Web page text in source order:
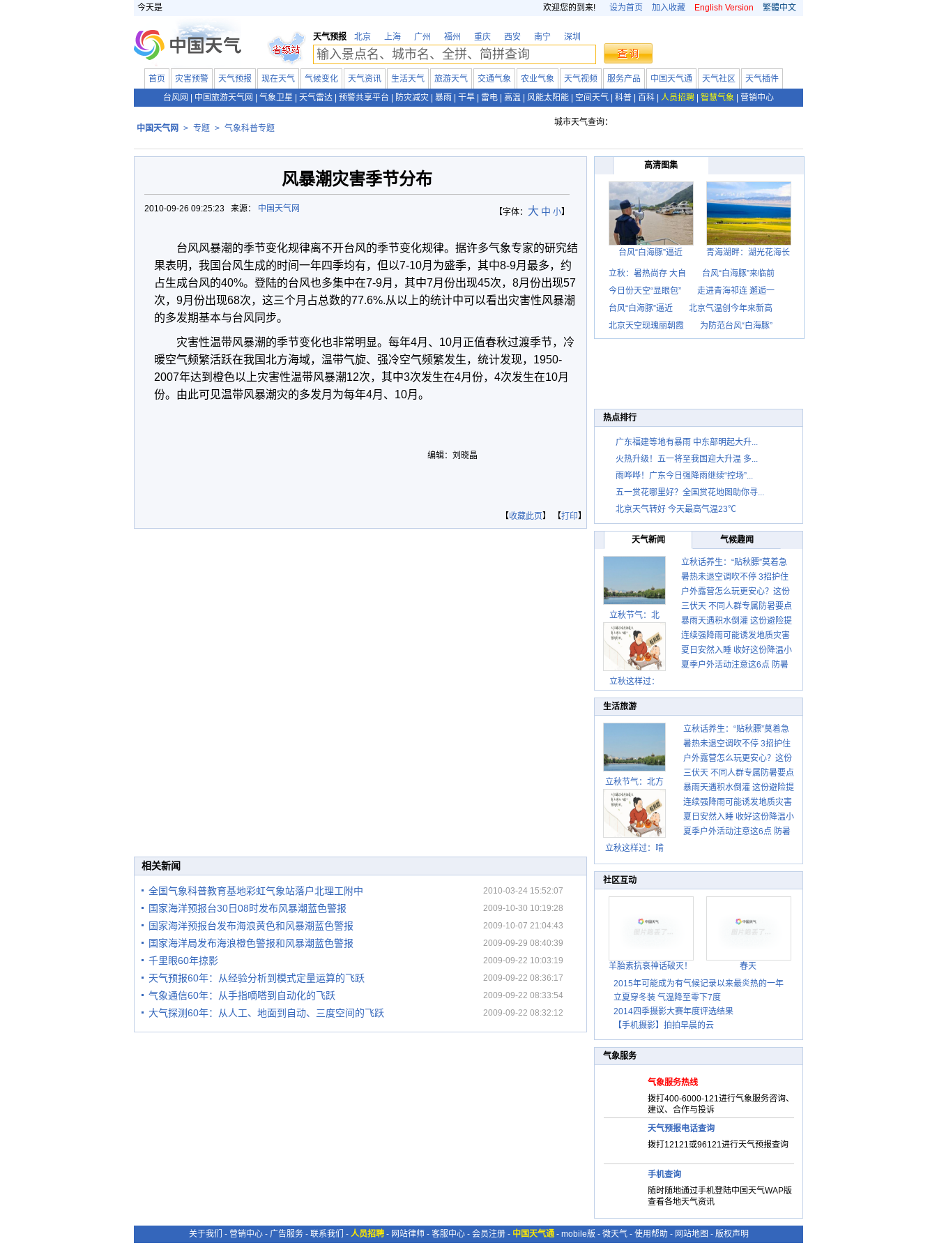
今天是 欢迎您的到来! 设为首页 加入收藏 English Version 繁體中文
天气预报 北京 上海 广州 福州 重庆 西安 南宁 深圳
首页 灾害预警 天气预报 现在天气 气候变化 天气资讯 生活天气 旅游天气 交通气象 农业气象 天气视频 服务产品 中国天气通 天气社区
天气插件
台风网
中国旅游天气网 气象卫星 天气雷达 预警共享平台 防灾减灾 暴雨 干旱 雷电 高温 风能太阳能 空间天气 科普 百科 人员招聘 智慧气象 营销中心
中国天气网 > 专题 > 气象科普专题
城市天气查询：
风暴潮灾害季节分布
【字体： 大 中 小】
2010-09-26 09:25:23 来源： 中国天气网
台风风暴潮的季节变化规律离不开台风的季节变化规律。据许多气象专家的研究结
果表明，我国台风生成的时间一年四季均有，但以7-10月为盛季，其中8-9月最多，约
占生成台风的40%。登陆的台风也多集中在7-9月，其中7月份出现45次，8月份出现57
次，9月份出现68次，这三个月占总数的77.6%.从以上的统计中可以看出灾害性风暴潮
的多发期基本与台风同步。
灾害性温带风暴潮的季节变化也非常明显。每年4月、10月正值春秋过渡季节，冷
暖空气频繁活跃在我国北方海域，温带气旋、强冷空气频繁发生，统计发现，1950-
2007年达到橙色以上灾害性温带风暴潮12次，其中3次发生在4月份，4次发生在10月
份。由此可见温带风暴潮灾的多发月为每年4月、10月。
编辑：刘晓晶
【收藏此页】 【打印】
相关新闻
全国气象科普教育基地彩虹气象站落户北理工附中 2010-03-24 15:52:07
国家海洋预报台30日08时发布风暴潮蓝色警报 2009-10-30 10:19:28
国家海洋预报台发布海浪黄色和风暴潮蓝色警报 2009-10-07 21:04:43
国家海洋局发布海浪橙色警报和风暴潮蓝色警报 2009-09-29 08:40:39
千里眼60年掠影 2009-09-22 10:03:19
天气预报60年：从经验分析到模式定量运算的飞跃 2009-09-22 08:36:17
气象通信60年：从手指嘀嗒到自动化的飞跃 2009-09-22 08:33:54
大气探测60年：从人工、地面到自动、三度空间的飞跃 2009-09-22 08:32:12
高清图集
台风“白海豚”逼近 青海湖畔：湖光花海长
立秋：暑热尚存 大自
台风“白海豚”来临前
今日份天空“显眼包”
走进青海祁连 邂逅一
台风“白海豚”逼近
北京气温创今年来新高
北京天空现瑰丽朝霞
为防范台风“白海豚”
热点排行
广东福建等地有暴雨 中东部明起大升...
火热升级！五一将至我国迎大升温 多...
雨哗哗！广东今日强降雨继续“控场”...
五一赏花哪里好？全国赏花地图助你寻...
北京天气转好 今天最高气温23℃
天气新闻 气候趣闻
立秋节气：北
立秋这样过：
立秋话养生：“贴秋膘”莫着急
先清暑再防燥
暑热未退空调吹不停 3招护住
肩颈不酸痛
户外露营怎么玩更安心？这份
攻略请收好
三伏天 不同人群专属防暑要点
请收好
暴雨天遇积水倒灌 这份避险提
示请收好
连续强降雨可能诱发地质灾害
这些前兆要知道
夏日安然入睡 收好这份降温小
贴士
夏季户外活动注意这6点 防暑
生活旅游
立秋节气：北方
逐渐转凉 南方暑
热仍盛
立秋这样过：啃
祝丰收迎秋来
立秋话养生：“贴秋膘”莫着急
先清暑再防燥
暑热未退空调吹不停 3招护住
肩颈不酸痛
户外露营怎么玩更安心？这份
攻略请收好
三伏天 不同人群专属防暑要点
请收好
暴雨天遇积水倒灌 这份避险提
示请收好
连续强降雨可能诱发地质灾害
这些前兆要知道
夏日安然入睡 收好这份降温小
贴士
夏季户外活动注意这6点 防暑
社区互动
羊胎素抗衰神话破灭！
春天
2015年可能成为有气候记录以来最炎热的一年
立夏穿冬装 气温降至零下7度
2014四季摄影大赛年度评选结果
【手机摄影】拍拍早晨的云
气象服务
气象服务热线
拨打400-6000-121进行气象服务咨询、
建议、合作与投诉
天气预报电话查询
拨打12121或96121进行天气预报查询
手机查询
随时随地通过手机登陆中国天气WAP版
查看各地天气资讯
关于我们 - 营销中心 - 广告服务 - 联系我们 - 人员招聘 - 网站律师 - 客服中心 - 会员注册 - 中国天气通 - mobile版 - 微天气 - 使用帮助 - 网站地图 - 版权声明